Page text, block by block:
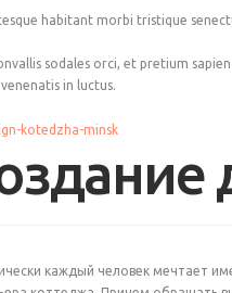
habitant morbi tristique
sodales orci, et pretium
in luctus.
каждый человек мечтает